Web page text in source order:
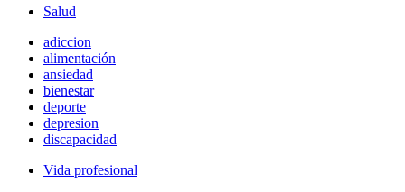
Salud
adiccion
alimentación
ansiedad
bienestar
deporte
depresion
discapacidad
Vida profesional